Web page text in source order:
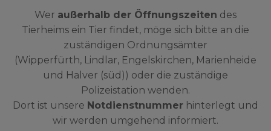
Wer außerhalb der Öffnungszeiten des
Tierheims ein Tier findet, möge sich bitte an die
zuständigen Ordnungsämter
(Wipperfürth, Lindlar, Engelskirchen, Marienheide
und Halver (süd)) oder die zuständige
Polizeistation wenden.
Dort ist unsere Notdienstnummer hinterlegt und
wir werden umgehend informiert.